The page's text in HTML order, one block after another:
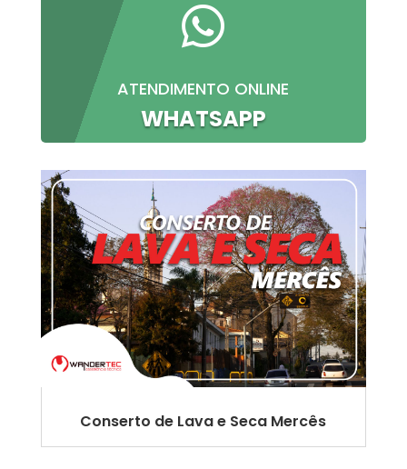

ATENDIMENTO ONLINE
WHATSAPP
Conserto de Lava e Seca Mercês